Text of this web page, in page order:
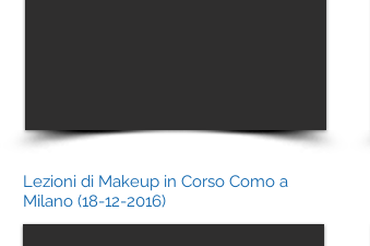
Lezioni di Makeup in Corso Como a
Milano (18-12-2016)